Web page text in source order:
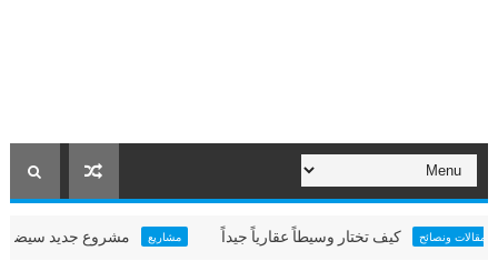
ونصائح كيف تختار وسيطاً عقارياً جيداً مشروع جديد سيضيء سماء